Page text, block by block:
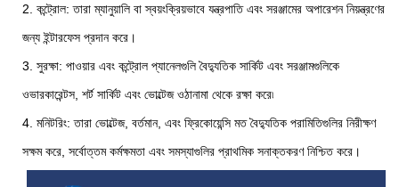
2. কন্ট্রোল: তারা ম্যানুয়ালি বা স্বয়ংক্রিয়ভাবে যন্ত্রপাতি এবং সরঞ্জামের অপারেশন নিয়ন্ত্রণের
জন্য ইন্টারফেস প্রদান করে।
3. সুরক্ষা: পাওয়ার এবং কন্ট্রোল প্যানেলগুলি বৈদ্যুতিক সার্কিট এবং সরঞ্জামগুলিকে
ওভারকারেন্টস, শর্ট সার্কিট এবং ভোল্টেজ ওঠানামা থেকে রক্ষা করে৷
4. মনিটরিং: তারা ভোল্টেজ, বর্তমান, এবং ফ্রিকোয়েন্সি মত বৈদ্যুতিক পরামিতিগুলির নিরীক্ষণ
সক্ষম করে, সর্বোত্তম কর্মক্ষমতা এবং সমস্যাগুলির প্রাথমিক সনাক্তকরণ নিশ্চিত করে।